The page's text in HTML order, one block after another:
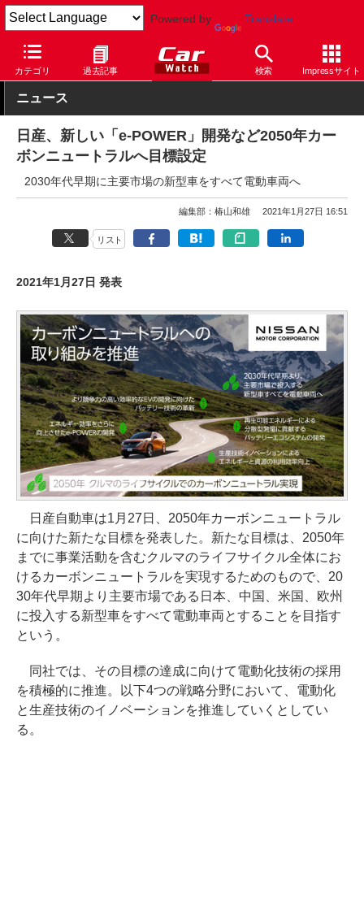
Powered by Translate
カテゴリ 過去記事 検索 Impressサイト
Car Watch 自動車
ニュース
日産、新しい「e-POWER」開発など2050年カー
ボンニュートラルへ目標設定
2030年代早期に主要市場の新型車をすべて電動車両へ
編集部：椿山和雄 2021年1月27日 16:51
リスト
2021年1月27日 発表
日産自動車は1月27日、2050年カーボンニュートラル
に向けた新たな目標を発表した。新たな目標は、2050年
までに事業活動を含むクルマのライフサイクル全体にお
けるカーボンニュートラルを実現するためのもので、20
30年代早期より主要市場である日本、中国、米国、欧州
に投入する新型車をすべて電動車両とすることを目指す
という。
同社では、その目標の達成に向けて電動化技術の採用
を積極的に推進。以下4つの戦略分野において、電動化
と生産技術のイノベーションを推進していくとしてい
る。